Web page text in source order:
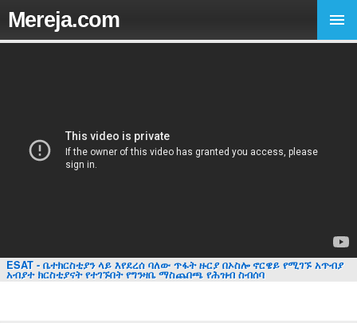
Mereja.com
ESAT - ቤተክርስቲያን ላይ እየደረሰ ባለው ጥፋት ዙርያ በኦስሎ ኖርዌይ የሚገኙ አጥብያ
አብያተ ክርስቲያናት የተገኙበት የግንዛቤ ማስጨበጫ የሕዝብ ስብሰባ